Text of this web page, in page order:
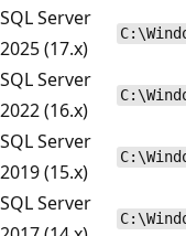
SQL Server
2025 (17.x)
SQL Server
2022 (16.x)
SQL Server
2019 (15.x)
SQL Server